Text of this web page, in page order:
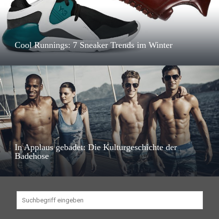
Cool Runnings: 7 Sneaker Trends im Winter
In Applaus gebadet: Die Kulturgeschichte der
Badehose